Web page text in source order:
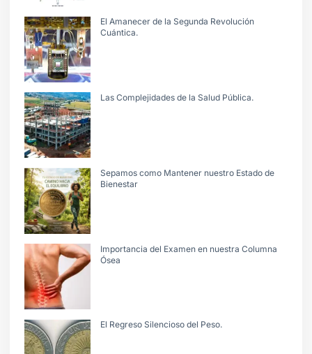
El Amanecer de la Segunda Revolución
Cuántica.
Las Complejidades de la Salud Pública.
Sepamos como Mantener nuestro Estado de
Bienestar
Importancia del Examen en nuestra Columna
Ósea
El Regreso Silencioso del Peso.